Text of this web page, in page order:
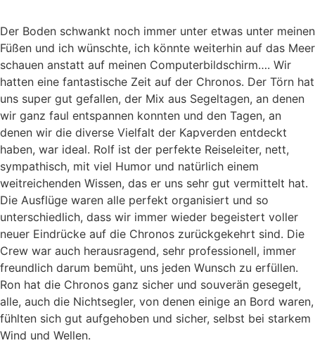
Der Boden schwankt noch immer unter etwas unter meinen
Füßen und ich wünschte, ich könnte weiterhin auf das Meer
schauen anstatt auf meinen Computerbildschirm…. Wir
hatten eine fantastische Zeit auf der Chronos. Der Törn hat
uns super gut gefallen, der Mix aus Segeltagen, an denen
wir ganz faul entspannen konnten und den Tagen, an
denen wir die diverse Vielfalt der Kapverden entdeckt
haben, war ideal. Rolf ist der perfekte Reiseleiter, nett,
sympathisch, mit viel Humor und natürlich einem
weitreichenden Wissen, das er uns sehr gut vermittelt hat.
Die Ausflüge waren alle perfekt organisiert und so
unterschiedlich, dass wir immer wieder begeistert voller
neuer Eindrücke auf die Chronos zurückgekehrt sind. Die
Crew war auch herausragend, sehr professionell, immer
freundlich darum bemüht, uns jeden Wunsch zu erfüllen.
Ron hat die Chronos ganz sicher und souverän gesegelt,
alle, auch die Nichtsegler, von denen einige an Bord waren,
fühlten sich gut aufgehoben und sicher, selbst bei starkem
Wind und Wellen.